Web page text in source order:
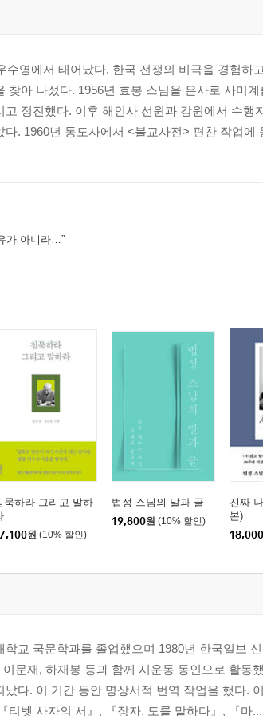
수영에서 태어났다. 한국 전쟁의 비극을 경험하
찾아 나섰다. 1956년 효봉 스님을 은사로 사미
고 정진했다. 이후 해인사 선원과 강원에서 수행
다. 1960년 통도사에서 <불교사전> 편찬 작업에
가 아니라…”
묵하라 그리고 말하
원 (10% 할인)
법정 스님의 말과 글
19,800원 (10% 할인)
진짜
본)
18,000
학교 국문학과를 졸업했으며 1980년 한국일보
문재, 하재봉 등과 함께 시운동 동인으로 활동
났다. 이 기간 동안 명상서적 번역 작업을 했다.
티벳 사자의 서』, 『장자, 도를 말하다』, 『마...